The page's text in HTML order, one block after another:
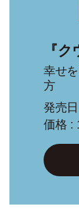
『
幸せ
方
発売
価格 :